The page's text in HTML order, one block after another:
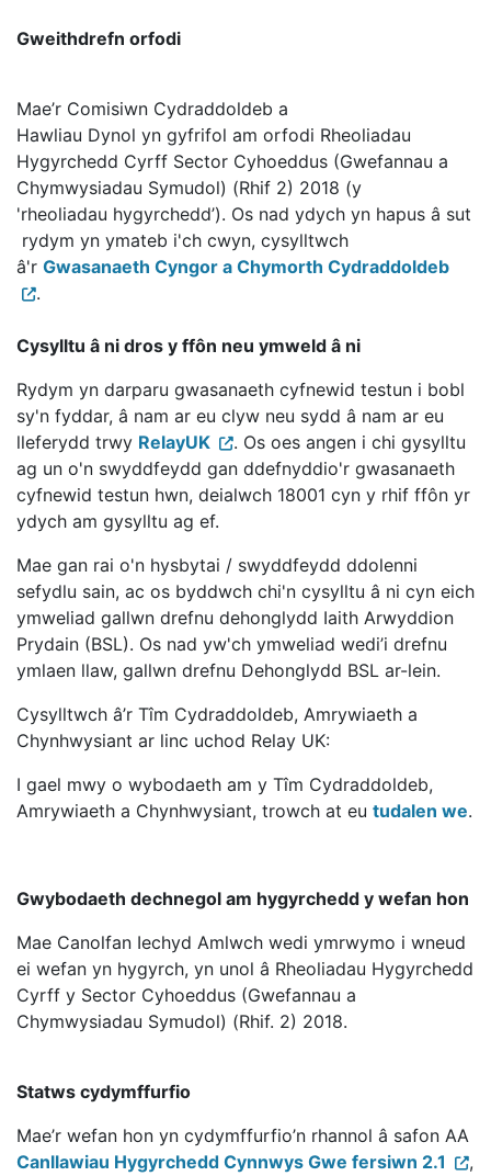
Gweithdrefn orfodi
Mae’r Comisiwn Cydraddoldeb a
Hawliau Dynol yn gyfrifol am orfodi Rheoliadau
Hygyrchedd Cyrff Sector Cyhoeddus (Gwefannau a
Chymwysiadau Symudol) (Rhif 2) 2018 (y
'rheoliadau hygyrchedd’). Os nad ydych yn hapus â sut
rydym yn ymateb i'ch cwyn, cysylltwch
â'r Gwasanaeth Cyngor a Chymorth Cydraddoldeb
.
Cysylltu â ni dros y ffôn neu ymweld â ni
Rydym yn darparu gwasanaeth cyfnewid testun i bobl
sy'n fyddar, â nam ar eu clyw neu sydd â nam ar eu
lleferydd trwy RelayUK
. Os oes angen i chi gysylltu
ag un o'n swyddfeydd gan ddefnyddio'r gwasanaeth
cyfnewid testun hwn, deialwch 18001 cyn y rhif ffôn yr
ydych am gysylltu ag ef.
Mae gan rai o'n hysbytai / swyddfeydd ddolenni
sefydlu sain, ac os byddwch chi'n cysylltu â ni cyn eich
ymweliad gallwn drefnu dehonglydd Iaith Arwyddion
Prydain (BSL). Os nad yw'ch ymweliad wedi’i drefnu
ymlaen llaw, gallwn drefnu Dehonglydd BSL ar-lein.
Cysylltwch â’r Tîm Cydraddoldeb, Amrywiaeth a
Chynhwysiant ar linc uchod Relay UK:
I gael mwy o wybodaeth am y Tîm Cydraddoldeb,
Amrywiaeth a Chynhwysiant, trowch at eu tudalen we.
Gwybodaeth dechnegol am hygyrchedd y wefan hon
Mae Canolfan Iechyd Amlwch wedi ymrwymo i wneud
ei wefan yn hygyrch, yn unol â Rheoliadau Hygyrchedd
Cyrff y Sector Cyhoeddus (Gwefannau a
Chymwysiadau Symudol) (Rhif. 2) 2018.
Statws cydymffurfio
Mae’r wefan hon yn cydymffurfio’n rhannol â safon AA
Canllawiau Hygyrchedd Cynnwys Gwe fersiwn 2.1
,